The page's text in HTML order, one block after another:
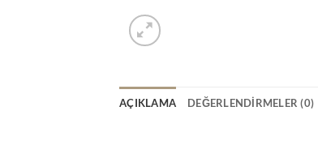
AÇIKLAMA DEĞERLENDIRMELER (0)